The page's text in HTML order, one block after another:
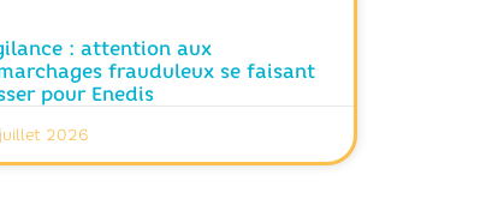
: attention aux
frauduleux se faisant
pour Enedis
2026